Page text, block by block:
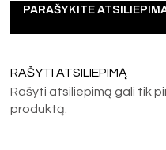
PARAŠYKITE
RAŠYTI ATSILIEPIMĄ
Rašyti atsiliepimą gali tik
produktą.